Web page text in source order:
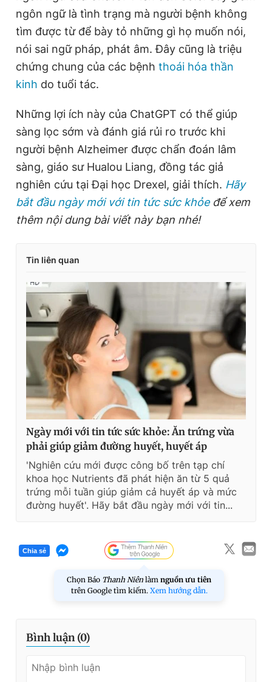
ngôn ngữ là tình trạng mà người bệnh không
tìm được từ để bày tỏ những gì họ muốn nói,
nói sai ngữ pháp, phát âm. Đây cũng là triệu
chứng chung của các bệnh thoái hóa thần
kinh do tuổi tác.
Những lợi ích này của ChatGPT có thể giúp
sàng lọc sớm và đánh giá rủi ro trước khi
người bệnh Alzheimer được chẩn đoán lâm
sàng, giáo sư Hualou Liang, đồng tác giả
nghiên cứu tại Đại học Drexel, giải thích. Hãy
bắt đầu ngày mới với tin tức sức khỏe để xem
thêm nội dung bài viết này bạn nhé!
Tin liên quan
Ngày mới với tin tức sức khỏe: Ăn trứng vừa
phải giúp giảm đường huyết, huyết áp
'Nghiên cứu mới được công bố trên tạp chí
khoa học Nutrients đã phát hiện ăn từ 5 quả
trứng mỗi tuần giúp giảm cả huyết áp và mức
đường huyết'. Hãy bắt đầu ngày mới với tin...
Chia sẻ
Chọn Báo Thanh Niên làm nguồn ưu tiên
trên Google tìm kiếm. Xem hướng dẫn.
Bình luận (0)